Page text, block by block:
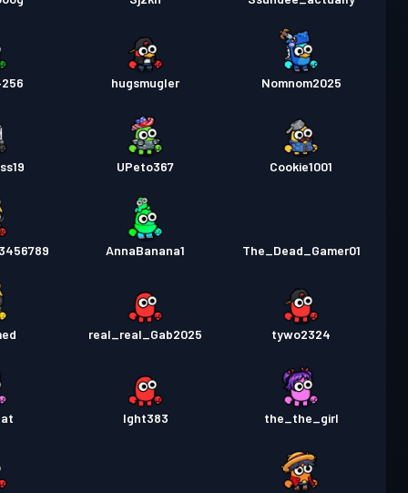
hugsmugler Nomnom2025
UPeto367 Cookie1001
AnnaBanana1 The_Dead_Gamer01
real_real_Gab2025 tywo2324
Ight383 the_the_girl